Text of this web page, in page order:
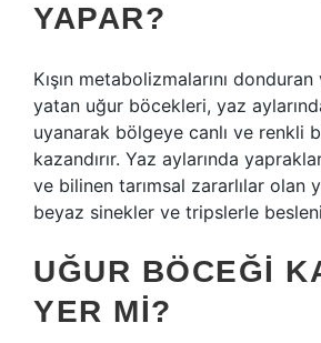
YAPAR?
Kışın metabolizmalarını
yatan uğur böcekleri, yaz
uyanarak bölgeye canlı ve renkli
kazandırır. Yaz aylarında
ve bilinen tarımsal zararlılar olan
beyaz sinekler ve tripslerle
UĞUR BÖCEĞI
YER MI?